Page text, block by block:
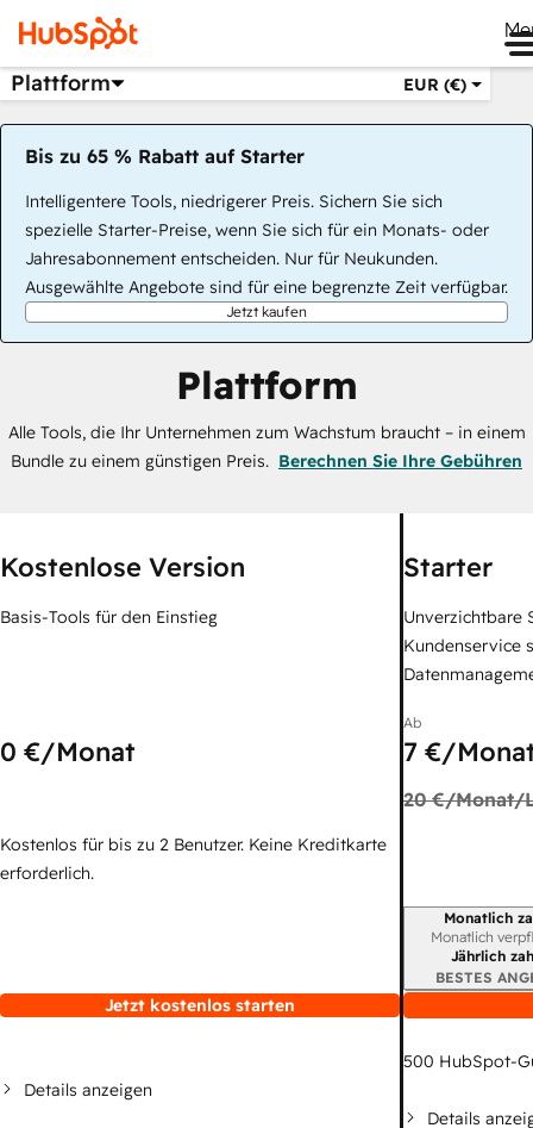
Plattform EUR (€)
Bis zu 65 % Rabatt auf Starter
Intelligentere Tools, niedrigerer Preis. Sichern Sie sich
spezielle Starter-Preise, wenn Sie sich für ein Monats- oder
Jahresabonnement entscheiden. Nur für Neukunden.
Ausgewählte Angebote sind für eine begrenzte Zeit verfügbar.
Jetzt kaufen
Plattform
Alle Tools, die Ihr Unternehmen zum Wachstum braucht – in einem
Bundle zu einem günstigen Preis. Berechnen Sie Ihre Gebühren
Kostenlose Version
Basis-Tools für den Einstieg
0 €/Monat
Kostenlos für bis zu 2 Benutzer. Keine Kreditkarte
erforderlich.
Jetzt kostenlos starten
Details anzeigen
Starter
Unverzichtbare
Kundenservice
Ab
7 €/
20 €/Monat/
Monatlich
Monatlich
Jährlich
BESTES
500 HubSpot-
Details